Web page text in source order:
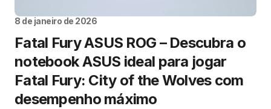
8 de janeiro de 2026
Fatal Fury ASUS ROG – Descubra o
notebook ASUS ideal para jogar
Fatal Fury: City of the Wolves com
desempenho máximo